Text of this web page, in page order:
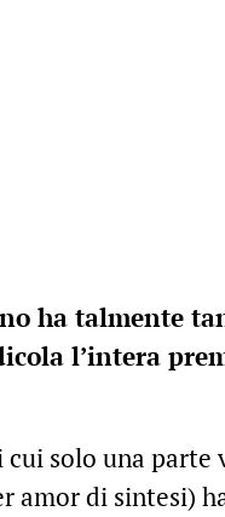
ha talmente
l’intera
solo una parte
amor di sintesi)